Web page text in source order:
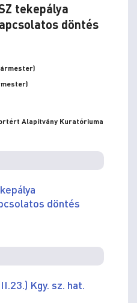
tekepálya
döntés
Alapítvány Kuratóriuma
döntés
Kgy. sz. hat.